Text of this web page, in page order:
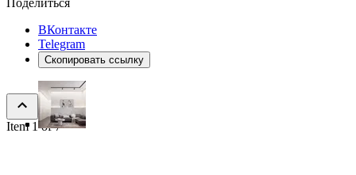
ВКонтакте
Telegram
Скопировать ссылку
Item 1 of 7